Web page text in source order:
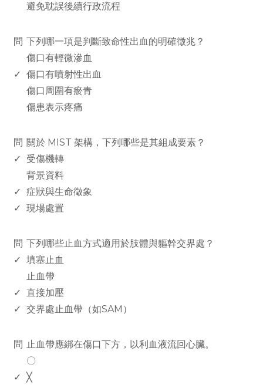
避免耽誤後續行政流程
問 下列哪一項是判斷致命性出血的明確徵兆？
傷口有輕微滲血
✓ 傷口有噴射性出血
傷口周圍有瘀青
傷患表示疼痛
問 關於 MIST 架構，下列哪些是其組成要素？
✓
受傷機轉
背景資料
✓ 症狀與生命徵象
✓ 現場處置
問 下列哪些止血方式適用於肢體與軀幹交界處？
✓ 填塞止血
止血帶
✓
直接加壓
✓ 交界處止血帶（如SAM）
問 止血帶應綁在傷口下方，以利血液流回心臟。
〇
✓ ╳